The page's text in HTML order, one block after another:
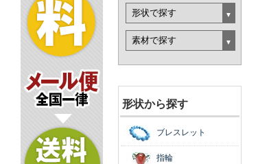
形状から探す
ブレスレット
指輪